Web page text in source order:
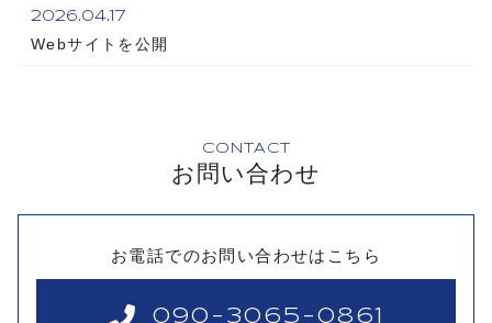
2026.04.17
Webサイトを公開
CONTACT
お問い合わせ
お電話でのお問い合わせはこちら
090-3065-0861